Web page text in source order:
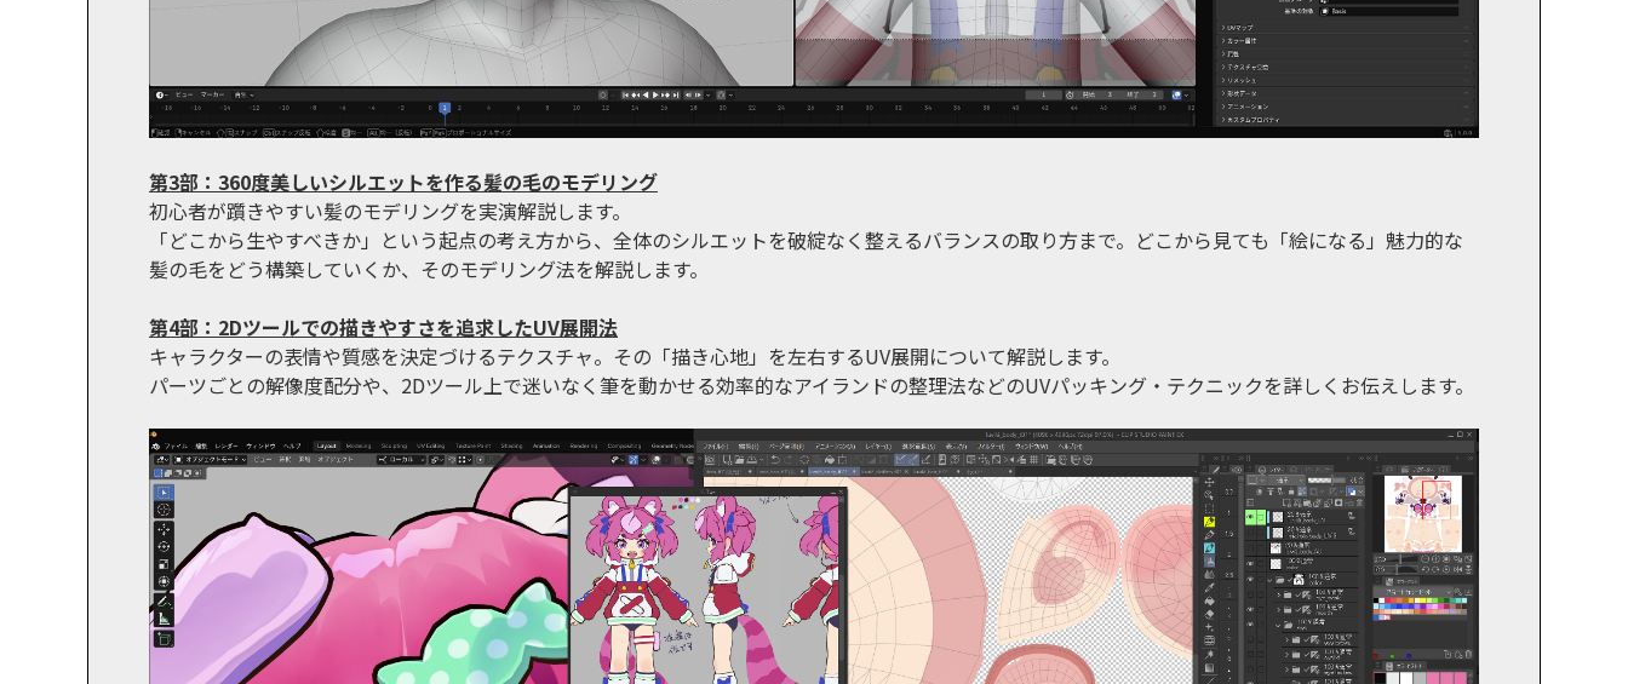
第3部：360度美しいシルエットを作る髪の毛のモデリング
初心者が躓きやすい髪のモデリングを実演解説します。
「どこから生やすべきか」という起点の考え方から、全体のシルエットを破綻なく整えるバランスの取り方まで。どこから見ても「絵になる」魅力的な
髪の毛をどう構築していくか、そのモデリング法を解説します。
第4部：2Dツールでの描きやすさを追求したUV展開法
キャラクターの表情や質感を決定づけるテクスチャ。その「描き心地」を左右するUV展開について解説します。
パーツごとの解像度配分や、2Dツール上で迷いなく筆を動かせる効率的なアイランドの整理法などのUVパッキング・テクニックを詳しくお伝えします。